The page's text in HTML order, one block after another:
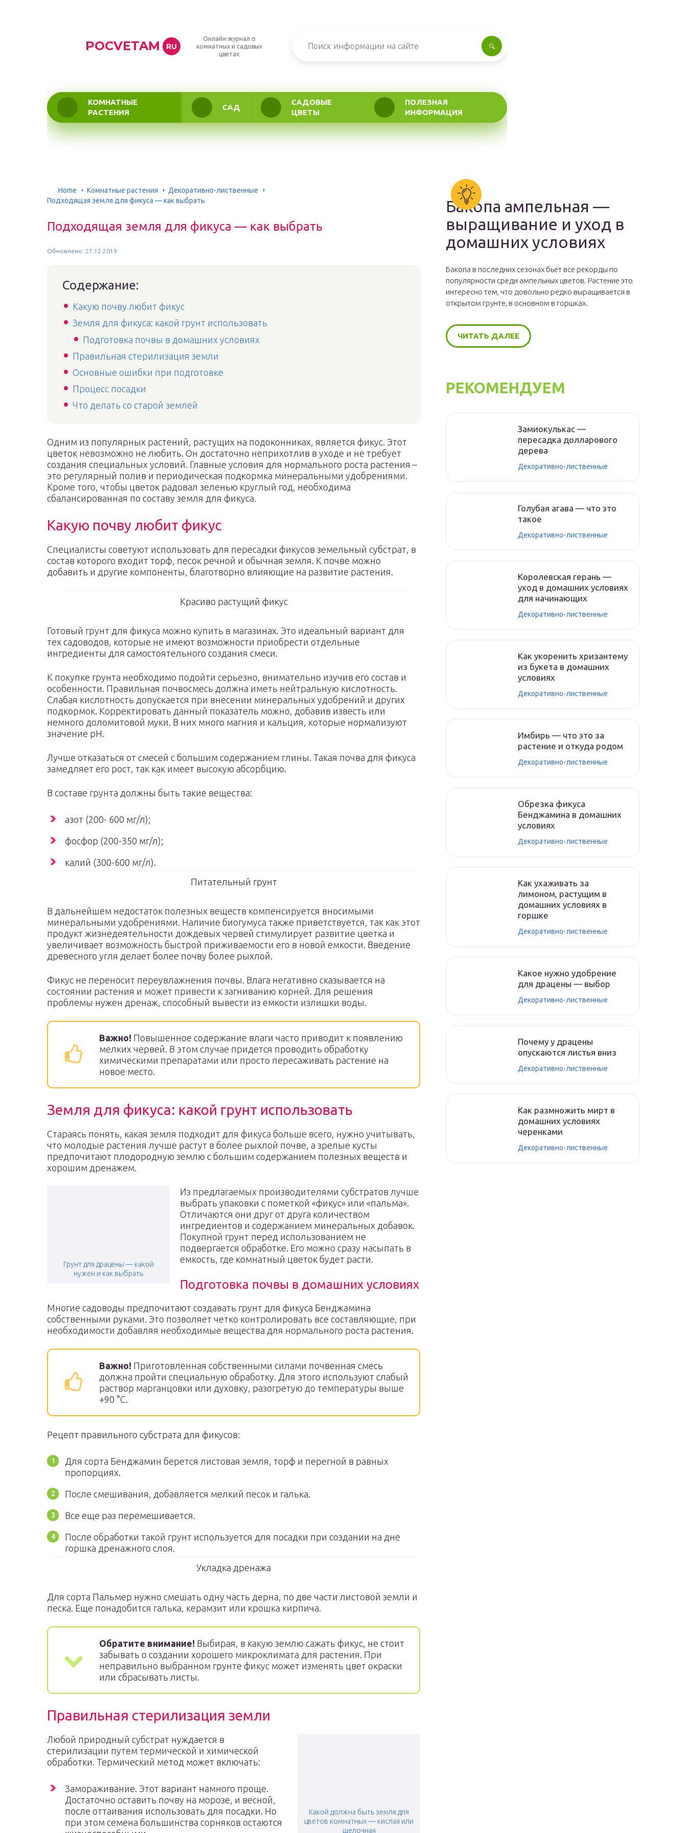
POCVETAM RU
Онлайн-журнал о
комнатных и садовых
цветах
КОМНАТНЫЕ
РАСТЕНИЯ
САД
САДОВЫЕ
ЦВЕТЫ
ПОЛЕЗНАЯ
ИНФОРМАЦИЯ
Home Комнатные растения
Декоративно-лиственные
Подходящая земля для фикуса — как выбрать
Подходящая земля для фикуса — как выбрать
Обновлено: 27.12.2019
Содержание:
Какую почву любит фикус
Земля для фикуса: какой грунт использовать
Подготовка почвы в домашних условиях
Правильная стерилизация земли
Основные ошибки при подготовке
Процесс посадки
Что делать со старой землей
Одним из популярных растений, растущих на подоконниках, является фикус. Этот
цветок невозможно не любить. Он достаточно неприхотлив в уходе и не требует
создания специальных условий. Главные условия для нормального роста растения –
это регулярный полив и периодическая подкормка минеральными удобрениями.
Кроме того, чтобы цветок радовал зеленью круглый год, необходима
сбалансированная по составу земля для фикуса.
Какую почву любит фикус
Специалисты советуют использовать для пересадки фикусов земельный субстрат, в
состав которого входит торф, песок речной и обычная земля. К почве можно
добавить и другие компоненты, благотворно влияющие на развитие растения.
Красиво растущий фикус
Готовый грунт для фикуса можно купить в магазинах. Это идеальный вариант для
тех садоводов, которые не имеют возможности приобрести отдельные
ингредиенты для самостоятельного создания смеси.
К покупке грунта необходимо подойти серьезно, внимательно изучив его состав и
особенности. Правильная почвосмесь должна иметь нейтральную кислотность.
Слабая кислотность допускается при внесении минеральных удобрений и других
подкормок. Корректировать данный показатель можно, добавив известь или
немного доломитовой муки. В них много магния и кальция, которые нормализуют
значение pH.
Лучше отказаться от смесей с большим содержанием глины. Такая почва для фикуса
замедляет его рост, так как имеет высокую абсорбцию.
В составе грунта должны быть такие вещества:
азот (200- 600 мг/л);
фосфор (200-350 мг/л);
калий (300-600 мг/л).
Питательный грунт
В дальнейшем недостаток полезных веществ компенсируется вносимыми
минеральными удобрениями. Наличие биогумуса также приветствуется, так как этот
продукт жизнедеятельности дождевых червей стимулирует развитие цветка и
увеличивает возможность быстрой приживаемости его в новой емкости. Введение
древесного угля делает более почву более рыхлой.
Фикус не переносит переувлажнения почвы. Влага негативно сказывается на
состоянии растения и может привести к загниванию корней. Для решения
проблемы нужен дренаж, способный вывести из емкости излишки воды.
Важно! Повышенное содержание влаги часто приводит к появлению
мелких червей. В этом случае придется проводить обработку
химическими препаратами или просто пересаживать растение на
новое место.
Земля для фикуса: какой грунт использовать
Стараясь понять, какая земля подходит для фикуса больше всего, нужно учитывать,
что молодые растения лучше растут в более рыхлой почве, а зрелые кусты
предпочитают плодородную землю с большим содержанием полезных веществ и
хорошим дренажем.
Грунт для драцены — какой
нужен и как выбрать
Из предлагаемых производителями субстратов лучше
выбрать упаковки с пометкой «фикус» или «пальма».
Отличаются они друг от друга количеством
ингредиентов и содержанием минеральных добавок.
Покупной грунт перед использованием не
подвергается обработке. Его можно сразу насыпать в
емкость, где комнатный цветок будет расти.
Подготовка почвы в домашних условиях
Многие садоводы предпочитают создавать грунт для фикуса Бенджамина
собственными руками. Это позволяет четко контролировать все составляющие, при
необходимости добавляя необходимые вещества для нормального роста растения.
Важно! Приготовленная собственными силами почвенная смесь
должна пройти специальную обработку. Для этого используют слабый
раствор марганцовки или духовку, разогретую до температуры выше
+90 °С.
Рецепт правильного субстрата для фикусов:
Для сорта Бенджамин берется листовая земля, торф и перегной в равных
пропорциях.
После смешивания, добавляется мелкий песок и галька.
Все еще раз перемешивается.
После обработки такой грунт используется для посадки при создании на дне
горшка дренажного слоя.
Укладка дренажа
Для сорта Пальмер нужно смешать одну часть дерна, по две части листовой земли и
песка. Еще понадобится галька, керамзит или крошка кирпича.
Обратите внимание! Выбирая, в какую землю сажать фикус, не стоит
забывать о создании хорошего микроклимата для растения. При
неправильно выбранном грунте фикус может изменять цвет окраски
или сбрасывать листы.
Правильная стерилизация земли
Какой должна быть земля для
цветов комнатных — кислая или
щелочная
Любой природный субстрат нуждается в
стерилизации путем термической и химической
обработки. Термический метод может включать:
Замораживание. Этот вариант намного проще.
Достаточно оставить почву на морозе, и весной,
после оттаивания использовать для посадки. Но
при этом семена большинства сорняков остаются
Бакопа ампельная —
выращивание и уход в
домашних условиях
Бакопа в последних сезонах бьет все рекорды по
популярности среди ампельных цветов. Растение это
интересно тем, что довольно редко выращивается в
открытом грунте, в основном в горшках.
ЧИТАТЬ ДАЛЕЕ
РЕКОМЕНДУЕМ
Замиокулькас —
пересадка долларового
дерева
Декоративно-лиственные
Голубая агава — что это
такое
Декоративно-лиственные
Королевская герань —
уход в домашних условиях
для начинающих
Декоративно-лиственные
Как укоренить хризантему
из букета в домашних
условиях
Декоративно-лиственные
Имбирь — что это за
растение и откуда родом
Декоративно-лиственные
Обрезка фикуса
Бенджамина в домашних
условиях
Декоративно-лиственные
Как ухаживать за
лимоном, растущим в
домашних условиях в
горшке
Декоративно-лиственные
Какое нужно удобрение
для драцены — выбор
Декоративно-лиственные
Почему у драцены
опускаются листья вниз
Декоративно-лиственные
Как размножить мирт в
домашних условиях
черенками
Декоративно-лиственные